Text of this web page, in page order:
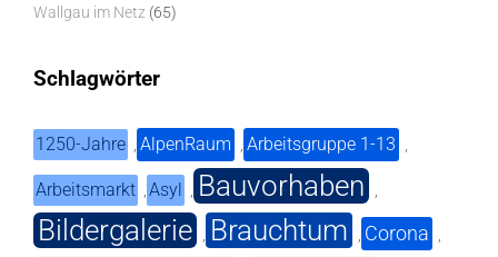
Wallgau im Netz (65)
Schlagwörter
1250-Jahre , AlpenRaum , Arbeitsgruppe 1-13 ,
Arbeitsmarkt ,Asyl , Bauvorhaben ,
Bildergalerie , Brauchtum , Corona ,